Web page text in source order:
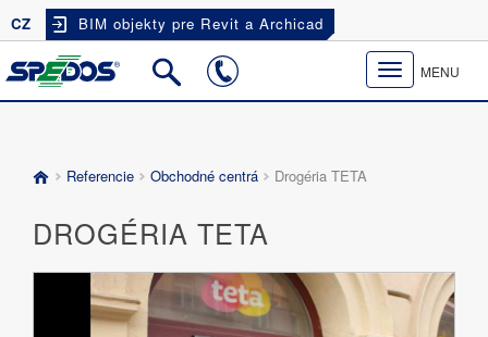
CZ BIM objekty pre Revit a Archicad
Toggle
navigation
MENU
Referencie Obchodné centrá Drogéria TETA
DROGÉRIA TETA